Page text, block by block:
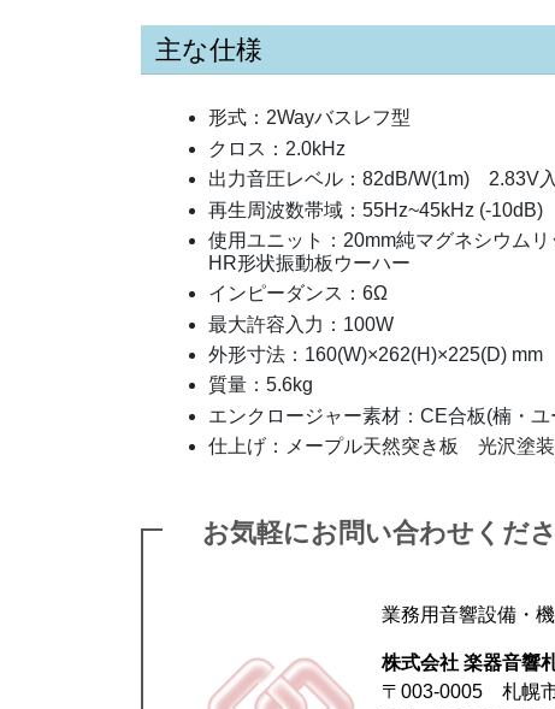
主な仕様
形式：2Wayバスレフ型
クロス：2.0kHz
出力音圧レベル：82dB/W(1m) 2.83V
再生周波数帯域：55Hz~45kHz (-10dB)
使用ユニット：20mm純マグネシウム
HR形状振動板ウーハー
インピーダンス：6Ω
最大許容入力：100W
外形寸法：160(W)×262(H)×225(D)
質量：5.6kg
エンクロージャー素材：CE合板(楠・
仕上げ：メープル天然突き板 光沢塗
お気軽にお問い合わせくだ
業務用音響設備・
株式会社 楽器音響
〒003-0005 札幌